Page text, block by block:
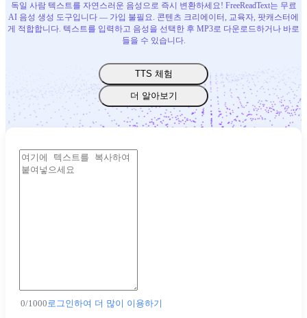
한국어
독일 사람 텍스트를 자연스러운 음성으로 즉시 변환하세요! FreeReadText는 무료
AI 음성 생성 도구입니다 — 가입 불필요. 콘텐츠 크리에이터, 교육자, 팟캐스터에
게 적합합니다. 텍스트를 입력하고 음성을 선택한 후 MP3로 다운로드하거나 바로
들을 수 있습니다.
TTS 체험
더 알아보기
0/1000로그인하여 더 많이 이용하기